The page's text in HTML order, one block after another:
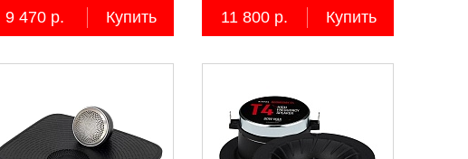
9 470 р. Купить 11 800 р. Купить